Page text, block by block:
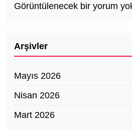
Görüntülenecek bir yorum
Arşivler
Mayıs 2026
Nisan 2026
Mart 2026